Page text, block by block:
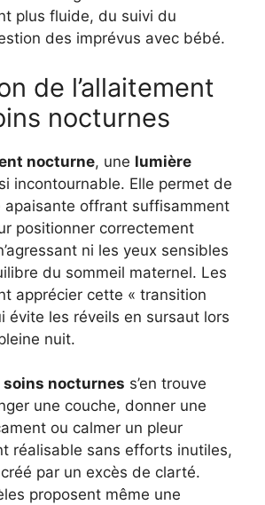
plus fluide, du suivi du
des imprévus avec bébé.
de l’allaitement
nocturnes
nocturne, une lumière
incontournable. Elle permet de
apaisante offrant suffisamment
positionner correctement
ni les yeux sensibles
du sommeil maternel. Les
apprécier cette « transition
évite les réveils en sursaut lors
nuit.
nocturnes s’en trouve
une couche, donner une
ou calmer un pleur
réalisable sans efforts inutiles,
par un excès de clarté.
proposent même une